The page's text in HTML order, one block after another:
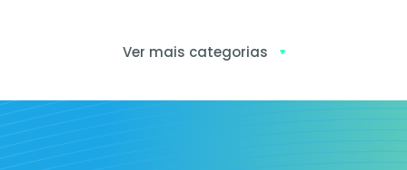
Ver mais categorias